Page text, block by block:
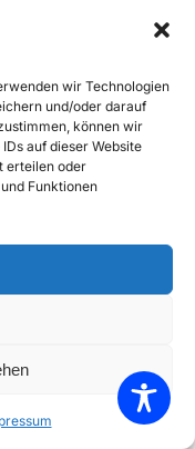
wir Technologien
und/oder darauf
können wir
auf dieser Website
erteilen oder
Funktionen